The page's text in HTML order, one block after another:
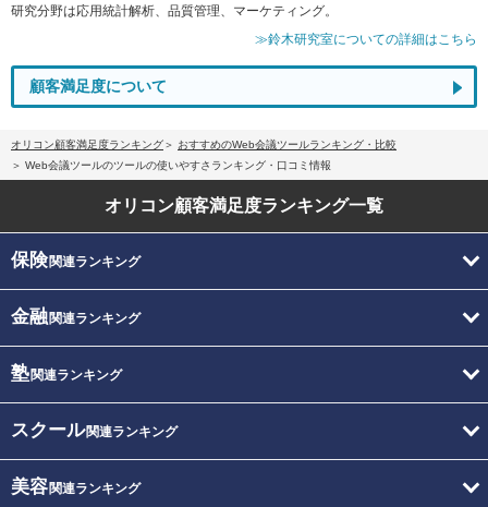
研究分野は応用統計解析、品質管理、マーケティング。
≫鈴木研究室についての詳細はこちら
顧客満足度について
オリコン顧客満足度ランキング
おすすめのWeb会議ツールランキング・比較
Web会議ツールのツールの使いやすさランキング・口コミ情報
オリコン顧客満足度ランキング一覧
保険関連ランキング
金融関連ランキング
塾関連ランキング
スクール関連ランキング
美容関連ランキング